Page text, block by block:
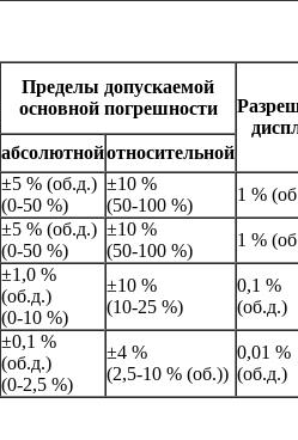
Пределы допускаемой
основной погрешности
абсолютнойотносительной
±5 % (об.д.)
(0-50 %)
±10 %
(50-100 %)
1 %
±5 % (об.д.)
(0-50 %)
±10 %
(50-100 %)
1 %
±1,0 %
(об.д.)
(0-10 %)
±10 %
(10-25 %)
0,1 %
(об.д.)
±0,1 %
(об.д.)
(0-2,5 %)
±4 %
(2,5-10 % (об.))
0,01 %
(об.д.)